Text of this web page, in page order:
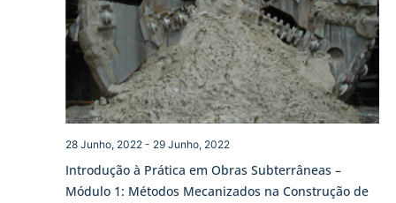
Introdução à Prática em Obras Subterrâneas –
Módulo 1: Métodos Mecanizados na Construção de
28 Junho, 2022- 29 Junho, 2022